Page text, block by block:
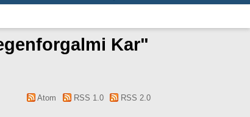
Kar"
Atom RSS 1.0 RSS 2.0